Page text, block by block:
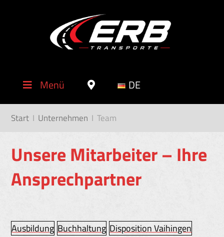
Menü DE
Start I Unternehmen I Team
Unsere Mitarbeiter – Ihre
Ansprechpartner
Ausbildung Buchhaltung Disposition Vaihingen